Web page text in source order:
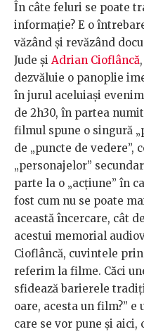
În câte feluri se poate
informație? E o
văzând și revăzând
Jude și Adrian Cioflâncă,
dezvăluie o panoplie
în jurul aceluiași
de 2h30, în partea
filmul spune o singură
de „puncte de vedere”,
„personajelor”
parte la o „acțiune” în
fost cum nu se poate
această încercare, cât
acestui memorial
Cioflâncă, cuvintele
referim la filme. Căci
sfidează barierele
oare, acesta un film?”
care se vor pune și